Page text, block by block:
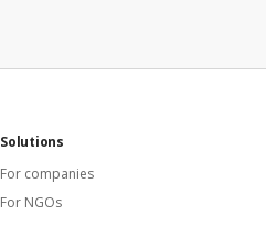
Solutions
For companies
For NGOs